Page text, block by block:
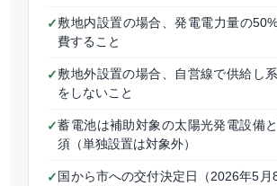
✓敷地内設置の場合、発電電力量の
費すること
✓敷地外設置の場合、自営線で供給し
をしないこと
✓蓄電池は補助対象の太陽光発電設備
須（単独設置は対象外）
✓ 国から市への交付決定日（2026年5月